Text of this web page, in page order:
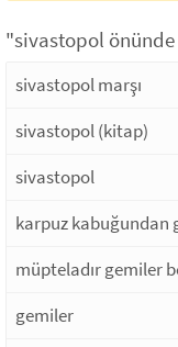
"sivastopol
sivastopol marşı
sivastopol (kitap)
sivastopol
karpuz kabuğundan
müpteladır gemiler
gemiler